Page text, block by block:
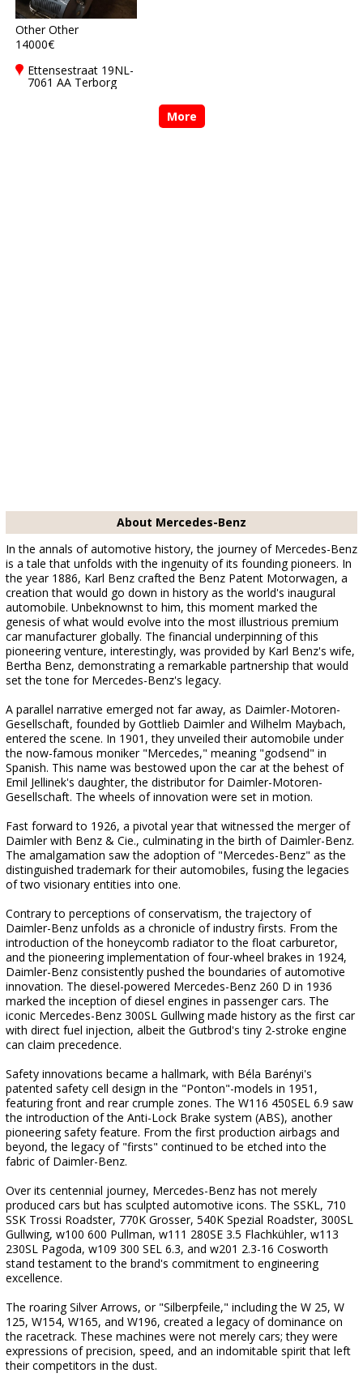
Other Other
14000€
Ettensestraat 19NL-
7061 AA Terborg
More
About Mercedes-Benz
In the annals of automotive history, the journey of Mercedes-Benz
is a tale that unfolds with the ingenuity of its founding pioneers. In
the year 1886, Karl Benz crafted the Benz Patent Motorwagen, a
creation that would go down in history as the world's inaugural
automobile. Unbeknownst to him, this moment marked the
genesis of what would evolve into the most illustrious premium
car manufacturer globally. The financial underpinning of this
pioneering venture, interestingly, was provided by Karl Benz's wife,
Bertha Benz, demonstrating a remarkable partnership that would
set the tone for Mercedes-Benz's legacy.
A parallel narrative emerged not far away, as Daimler-Motoren-
Gesellschaft, founded by Gottlieb Daimler and Wilhelm Maybach,
entered the scene. In 1901, they unveiled their automobile under
the now-famous moniker "Mercedes," meaning "godsend" in
Spanish. This name was bestowed upon the car at the behest of
Emil Jellinek's daughter, the distributor for Daimler-Motoren-
Gesellschaft. The wheels of innovation were set in motion.
Fast forward to 1926, a pivotal year that witnessed the merger of
Daimler with Benz & Cie., culminating in the birth of Daimler-Benz.
The amalgamation saw the adoption of "Mercedes-Benz" as the
distinguished trademark for their automobiles, fusing the legacies
of two visionary entities into one.
Contrary to perceptions of conservatism, the trajectory of
Daimler-Benz unfolds as a chronicle of industry firsts. From the
introduction of the honeycomb radiator to the float carburetor,
and the pioneering implementation of four-wheel brakes in 1924,
Daimler-Benz consistently pushed the boundaries of automotive
innovation. The diesel-powered Mercedes-Benz 260 D in 1936
marked the inception of diesel engines in passenger cars. The
iconic Mercedes-Benz 300SL Gullwing made history as the first car
with direct fuel injection, albeit the Gutbrod's tiny 2-stroke engine
can claim precedence.
Safety innovations became a hallmark, with Béla Barényi's
patented safety cell design in the "Ponton"-models in 1951,
featuring front and rear crumple zones. The W116 450SEL 6.9 saw
the introduction of the Anti-Lock Brake system (ABS), another
pioneering safety feature. From the first production airbags and
beyond, the legacy of "firsts" continued to be etched into the
fabric of Daimler-Benz.
Over its centennial journey, Mercedes-Benz has not merely
produced cars but has sculpted automotive icons. The SSKL, 710
SSK Trossi Roadster, 770K Grosser, 540K Spezial Roadster, 300SL
Gullwing, w100 600 Pullman, w111 280SE 3.5 Flachkühler, w113
230SL Pagoda, w109 300 SEL 6.3, and w201 2.3-16 Cosworth
stand testament to the brand's commitment to engineering
excellence.
The roaring Silver Arrows, or "Silberpfeile," including the W 25, W
125, W154, W165, and W196, created a legacy of dominance on
the racetrack. These machines were not merely cars; they were
expressions of precision, speed, and an indomitable spirit that left
their competitors in the dust.